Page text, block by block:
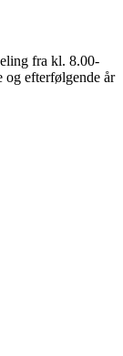
fra kl. 8.00-
og efterfølgende år